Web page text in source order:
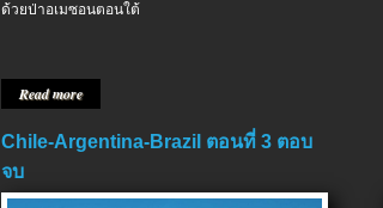
ด้วยป่าอเมซอนตอนใต้
Read more
Chile-Argentina-Brazil ตอนที่ 3 ตอบ
จบ